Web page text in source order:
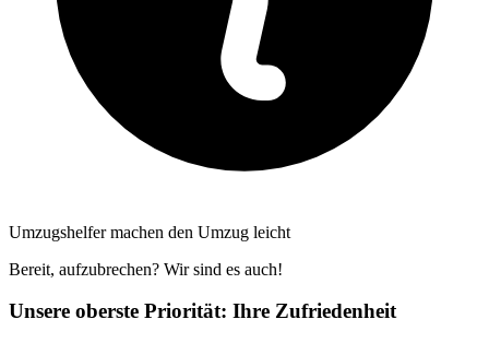
Umzugshelfer machen den Umzug leicht
Bereit, aufzubrechen? Wir sind es auch!
Unsere oberste Priorität: Ihre Zufriedenheit